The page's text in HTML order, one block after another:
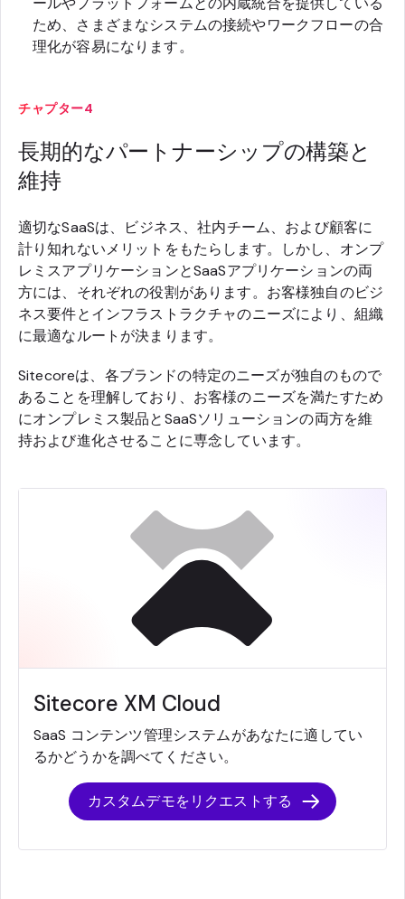
ため、さまざまなシステムの接続やワークフローの合
理化が容易になります。
チャプター4
長期的なパートナーシップの構築と
維持
適切なSaaSは、ビジネス、社内チーム、および顧客に
計り知れないメリットをもたらします。しかし、オンプ
レミスアプリケーションとSaaSアプリケーションの両
方には、それぞれの役割があります。お客様独自のビジ
ネス要件とインフラストラクチャのニーズにより、組織
に最適なルートが決まります。
Sitecoreは、各ブランドの特定のニーズが独自のもので
あることを理解しており、お客様のニーズを満たすため
にオンプレミス製品とSaaSソリューションの両方を維
持および進化させることに専念しています。
Sitecore XM Cloud
SaaS コンテンツ管理システムがあなたに適してい
るかどうかを調べてください。
カスタムデモをリクエストする